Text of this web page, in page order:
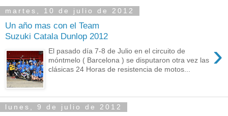
martes, 10 de julio de 2012
Un año mas con el Team
Suzuki Catala Dunlop 2012
›
El pasado día 7-8 de Julio en el circuito de
móntmelo ( Barcelona ) se disputaron otra vez las
clásicas 24 Horas de resistencia de motos...
lunes, 9 de julio de 2012